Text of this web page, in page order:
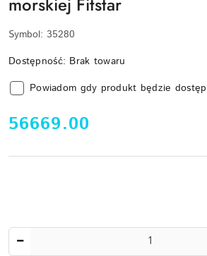
Symbol: 35280
Dostępność: Brak towaru
Powiadom gdy produkt będzie
cena:
56669.00